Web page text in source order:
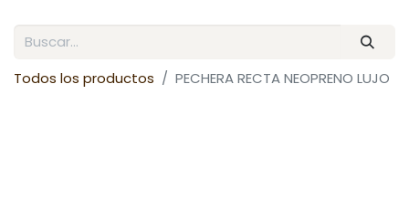
Todos los productos PECHERA RECTA NEOPRENO LUJO